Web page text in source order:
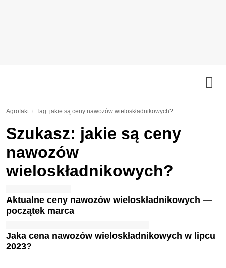
Agrofakt Tag: jakie są ceny nawozów wieloskładnikowych?
Szukasz: jakie są ceny
nawozów
wieloskładnikowych?
Aktualne ceny nawozów wieloskładnikowych —
początek marca
Jaka cena nawozów wieloskładnikowych w lipcu
2023?